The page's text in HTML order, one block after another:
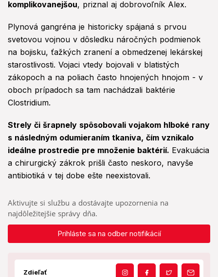
komplikovanejšou, priznal aj dobrovoľník Alex.
Plynová gangréna je historicky spájaná s prvou
svetovou vojnou v dôsledku náročných podmienok
na bojisku, ťažkých zranení a obmedzenej lekárskej
starostlivosti. Vojaci vtedy bojovali v blatistých
zákopoch a na poliach často hnojených hnojom - v
oboch prípadoch sa tam nachádzali baktérie
Clostridium.
Strely či šrapnely spôsobovali vojakom hlboké rany
s následným odumieraním tkaniva, čím vznikalo
ideálne prostredie pre množenie baktérií. Evakuácia
a chirurgický zákrok prišli často neskoro, navyše
antibiotiká v tej dobe ešte neexistovali.
Aktivujte si službu a dostávajte upozornenia na
najdôležitejšie správy dňa.
Prihláste sa na odber notifikácií
Zdieľať